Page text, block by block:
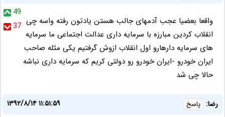
49
37 واقعا بعضیا عجب آدمهای جالب هستن یادتون رفته واسه چی
انقلاب کردین مبارزه با سرمایه داری عدالت اجتماعی ما سرمایه
های سرمایه دارهارو اول انقلاب ازوش گرفتیم یکی مثله صاحب
ایران خودرو -ایران خودرو رو دولتی کریم که سرمایه داری نباشه
حالا چی شد
رضا: پاسخ
۱۳۹۲/۸/۱۴ ۱۱:۵۱:۵۹